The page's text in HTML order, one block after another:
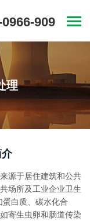
909
理
源于居住建筑和公共
场所及工业企业卫生
白质、碳水化合
寄生虫卵和肠道传染